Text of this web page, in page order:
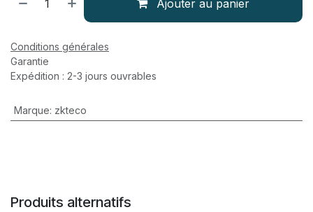
Ajouter au panier
Conditions générales
Garantie
Expédition : 2-3 jours ouvrables
Marque: zkteco
Produits alternatifs